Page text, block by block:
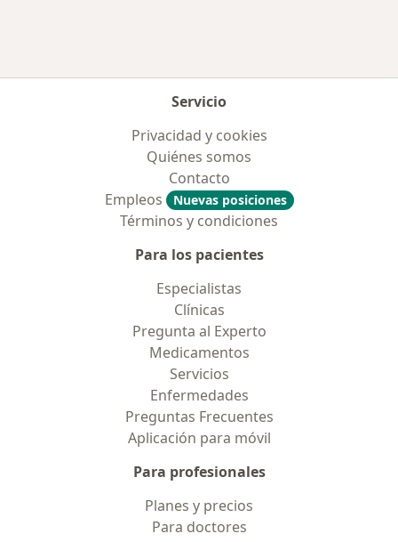
Servicio
Privacidad y cookies
Quiénes somos
Contacto
Empleos
Nuevas posiciones
Términos y condiciones
Para los pacientes
Especialistas
Clínicas
Pregunta al Experto
Medicamentos
Servicios
Enfermedades
Preguntas Frecuentes
Aplicación para móvil
Para profesionales
Planes y precios
Para doctores